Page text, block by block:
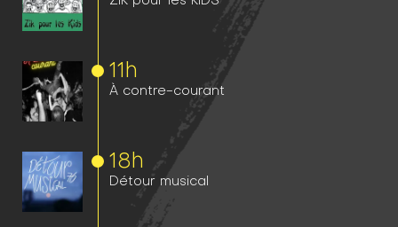
11h
À contre-courant
18h
Détour musical